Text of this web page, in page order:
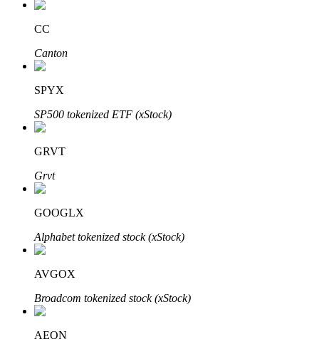
Bitrue
พันธมิตร Bitrue
พันธมิตร Bitrue
CC
Canton
SPYX
SP500 tokenized ETF (xStock)
GRVT
Grvt
GOOGLX
Alphabet tokenized stock (xStock)
AVGOX
Broadcom tokenized stock (xStock)
AEON